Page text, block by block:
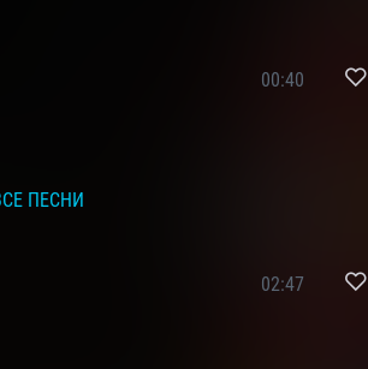
00:40
ПЕСНИ
02:47